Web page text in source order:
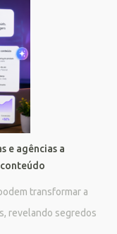
e agências a
transformar a
revelando segredos